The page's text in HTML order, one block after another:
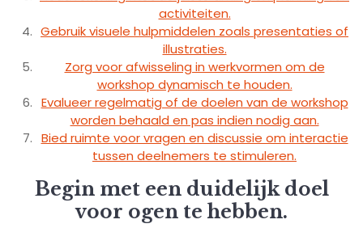
activiteiten.
Gebruik visuele hulpmiddelen zoals presentaties of
illustraties.
Zorg voor afwisseling in werkvormen om de
workshop dynamisch te houden.
Evalueer regelmatig of de doelen van de workshop
worden behaald en pas indien nodig aan.
Bied ruimte voor vragen en discussie om interactie
tussen deelnemers te stimuleren.
Begin met een duidelijk doel
voor ogen te hebben.